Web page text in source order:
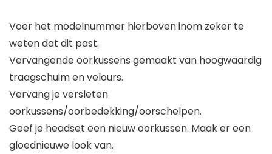
Voer het modelnummer hierboven inom zeker te
weten dat dit past.
Vervangende oorkussens gemaakt van hoogwaardig
traagschuim en velours.
Vervang je versleten
oorkussens/oorbedekking/oorschelpen.
Geef je headset een nieuw oorkussen. Maak er een
gloednieuwe look van.